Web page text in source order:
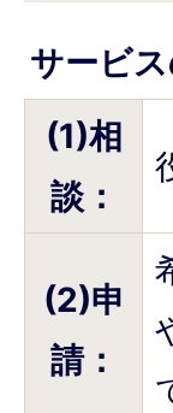
サービ
(1)相
談：
(2)申
請：